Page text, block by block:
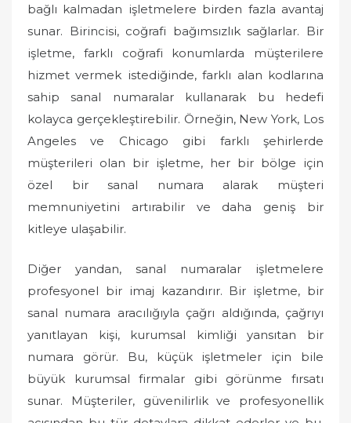
bağlı kalmadan işletmelere birden fazla avantaj
sunar. Birincisi, coğrafi bağımsızlık sağlarlar. Bir
işletme, farklı coğrafi konumlarda müşterilere
hizmet vermek istediğinde, farklı alan kodlarına
sahip sanal numaralar kullanarak bu hedefi
kolayca gerçekleştirebilir. Örneğin, New York, Los
Angeles ve Chicago gibi farklı şehirlerde
müşterileri olan bir işletme, her bir bölge için
özel bir sanal numara alarak müşteri
memnuniyetini artırabilir ve daha geniş bir
kitleye ulaşabilir.
Diğer yandan, sanal numaralar işletmelere
profesyonel bir imaj kazandırır. Bir işletme, bir
sanal numara aracılığıyla çağrı aldığında, çağrıyı
yanıtlayan kişi, kurumsal kimliği yansıtan bir
numara görür. Bu, küçük işletmeler için bile
büyük kurumsal firmalar gibi görünme fırsatı
sunar. Müşteriler, güvenilirlik ve profesyonellik